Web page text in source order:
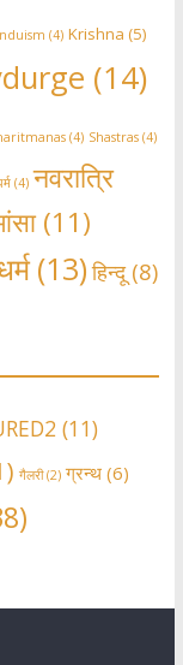
(4) Krishna (5)
(14)
(4) Shastras(4)
(4) नवरात्रि
(11)
(13)हिन्दू(8)
(11)
गैलरी(2) ग्रन्थ(6)